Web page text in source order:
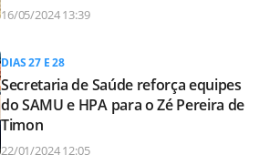
16/05/2024 13:39
DIAS 27 E 28
Secretaria de Saúde reforça equipes
do SAMU e HPA para o Zé Pereira de
Timon
22/01/2024 12:05